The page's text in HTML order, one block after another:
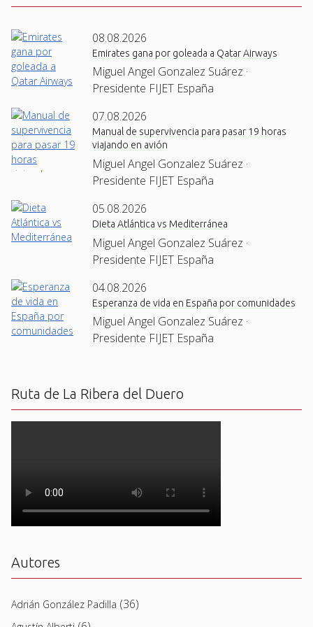
08.08.2026
Emirates gana por goleada a Qatar Airways
Miguel Angel Gonzalez Suárez ·
Presidente FIJET España
07.08.2026
Manual de supervivencia para pasar 19 horas
viajando en avión
Miguel Angel Gonzalez Suárez ·
Presidente FIJET España
05.08.2026
Dieta Atlántica vs Mediterránea
Miguel Angel Gonzalez Suárez ·
Presidente FIJET España
04.08.2026
Esperanza de vida en España por comunidades
Miguel Angel Gonzalez Suárez ·
Presidente FIJET España
Ruta de La Ribera del Duero
Autores
Adrián González Padilla (36)